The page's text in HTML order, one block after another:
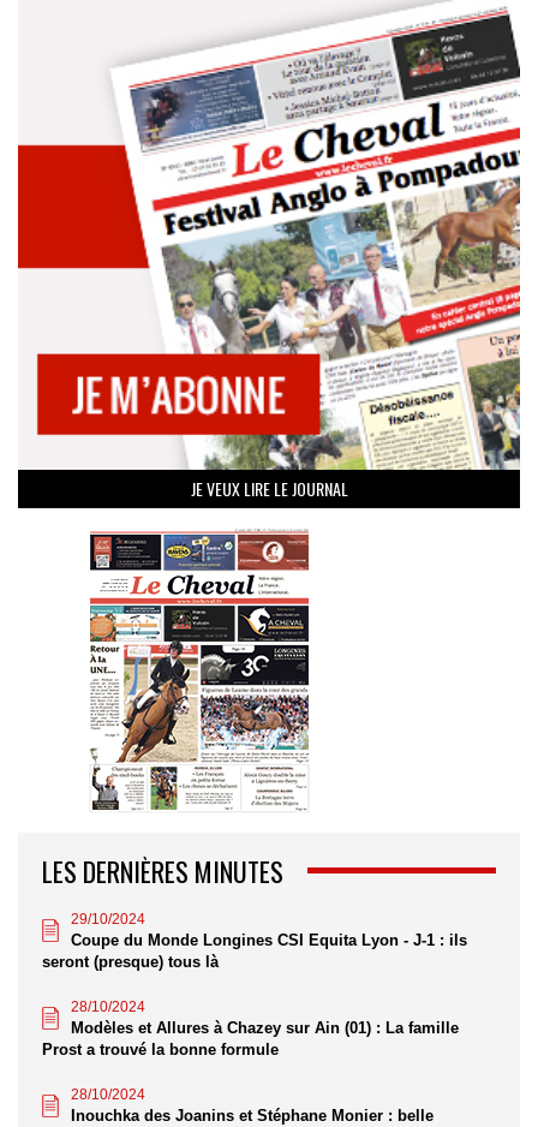
JE VEUX LIRE LE JOURNAL
LES DERNIÈRES MINUTES
29/10/2024
Coupe du Monde Longines CSI Equita Lyon - J-1 : ils
seront (presque) tous là
28/10/2024
Modèles et Allures à Chazey sur Ain (01) : La famille
Prost a trouvé la bonne formule
28/10/2024
Inouchka des Joanins et Stéphane Monier : belle